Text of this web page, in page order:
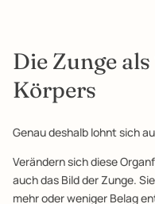
Die Zunge
Körpers
Genau deshalb lohnt sich
Verändern sich diese
auch das Bild der Zunge.
mehr oder weniger Belag